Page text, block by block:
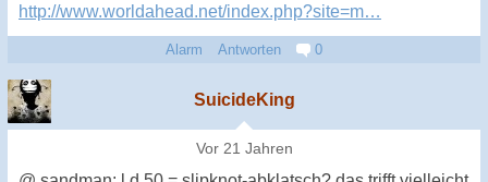
http://www.worldahead.net/index.php?site=m…
Alarm Antworten 0
SuicideKing
Vor 21 Jahren